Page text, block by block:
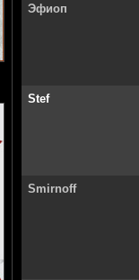
Эфиоп
Stef
Smirnoff